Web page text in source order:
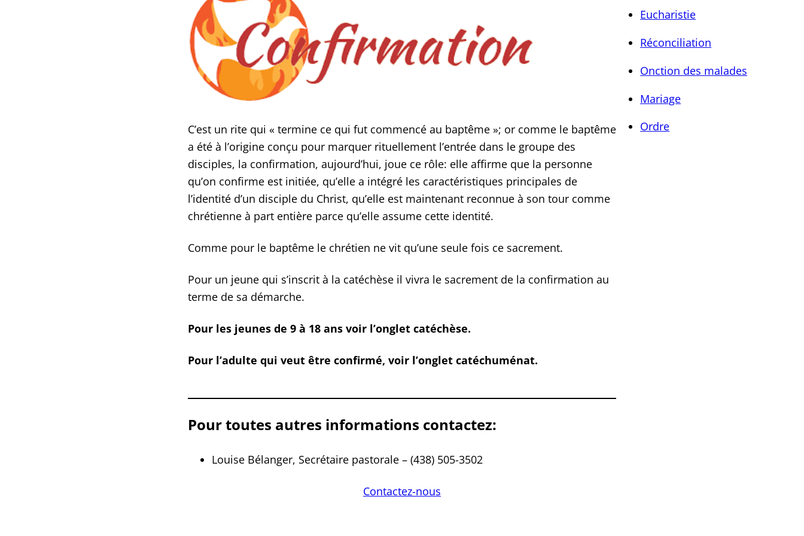
C’est un rite qui « termine ce qui fut commencé au baptême »; or comme le baptême
a été à l’origine conçu pour marquer rituellement l’entrée dans le groupe des
disciples, la confirmation, aujourd’hui, joue ce rôle: elle affirme que la personne
qu’on confirme est initiée, qu’elle a intégré les caractéristiques principales de
l’identité d’un disciple du Christ, qu’elle est maintenant reconnue à son tour comme
chrétienne à part entière parce qu’elle assume cette identité.
Comme pour le baptême le chrétien ne vit qu’une seule fois ce sacrement.
Pour un jeune qui s’inscrit à la catéchèse il vivra le sacrement de la confirmation au
terme de sa démarche.
Pour les jeunes de 9 à 18 ans voir l’onglet catéchèse.
Pour l’adulte qui veut être confirmé, voir l’onglet catéchuménat.
Pour toutes autres informations contactez:
Louise Bélanger, Secrétaire pastorale – (438) 505-3502
Contactez-nous
Eucharistie
Réconciliation
Onction des malades
Mariage
Ordre